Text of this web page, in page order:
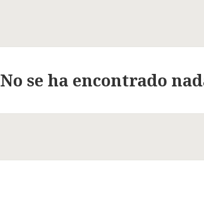
No se ha encontrado